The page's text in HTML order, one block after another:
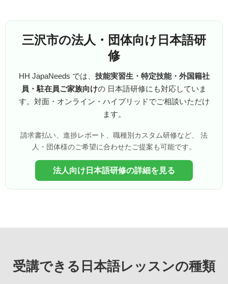
三沢市の法人・団体向け日本語研
修
HH JapaNeeds では、 技能実習生・特定技能・外国籍社
員・駐在員ご家族向けの 日本語研修にも対応していま
す。対面・オンライン・ハイブリッドでご相談いただけ
ます。
請求書払い、進捗レポート、職種別カスタム研修など、 法
人・団体様のご希望に合わせたご提案も可能です。
法人向け日本語研修の詳細を見る
受講できる日本語レッスンの種類